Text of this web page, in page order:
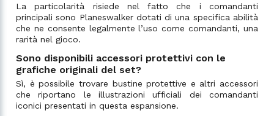
La particolarità risiede nel fatto che i comandanti
principali sono Planeswalker dotati di una specifica abilità
che ne consente legalmente l’uso come comandanti, una
rarità nel gioco.
Sono disponibili accessori protettivi con le
grafiche originali del set?
Sì, è possibile trovare bustine protettive e altri accessori
che riportano le illustrazioni ufficiali dei comandanti
iconici presentati in questa espansione.